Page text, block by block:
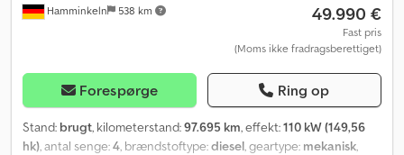
Hamminkeln 538 km 49.990 €
Fast pris
(Moms ikke fradragsberettiget)
Forespørge Ring op
Stand: brugt, kilometerstand:97.695 km, effekt:110 kW (149,56
hk) , antal senge:4 , brændstoftype:diesel , geartype: mekanisk